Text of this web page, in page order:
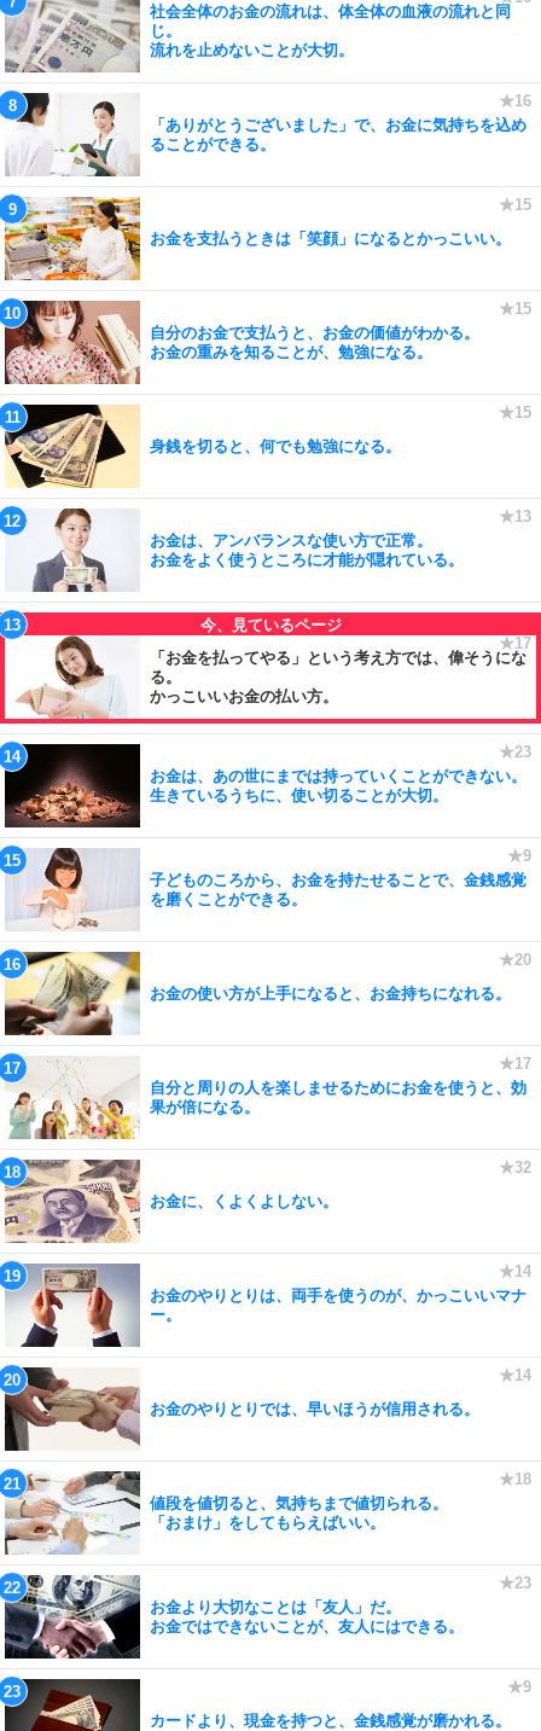
社会全体のお金の流れは、体全体の血液の流れと同
じ。
流れを止めないことが大切。
「ありがとうございました」で、お金に気持ちを込め
ることができる。
お金を支払うときは「笑顔」になるとかっこいい。
自分のお金で支払うと、お金の価値がわかる。
お金の重みを知ることが、勉強になる。
身銭を切ると、何でも勉強になる。
お金は、アンバランスな使い方で正常。
お金をよく使うところに才能が隠れている。
「お金を払ってやる」という考え方では、偉そうにな
る。
かっこいいお金の払い方。
お金は、あの世にまでは持っていくことができない。
生きているうちに、使い切ることが大切。
子どものころから、お金を持たせることで、金銭感覚
を磨くことができる。
お金の使い方が上手になると、お金持ちになれる。
自分と周りの人を楽しませるためにお金を使うと、効
果が倍になる。
お金に、くよくよしない。
お金のやりとりは、両手を使うのが、かっこいいマナ
ー。
お金のやりとりでは、早いほうが信用される。
値段を値切ると、気持ちまで値切られる。
「おまけ」をしてもらえばいい。
お金より大切なことは「友人」だ。
お金ではできないことが、友人にはできる。
カードより、現金を持つと、金銭感覚が磨かれる。